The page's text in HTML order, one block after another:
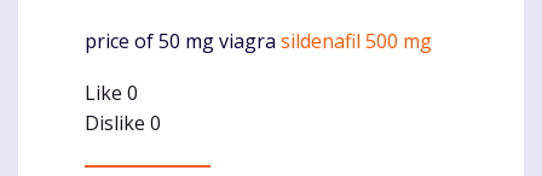
Komentaras
price of 50 mg viagra sildenafil 500 mg
Like 0
Dislike 0